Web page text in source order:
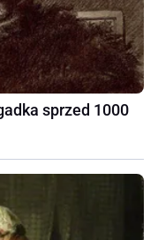
sprzed 1000